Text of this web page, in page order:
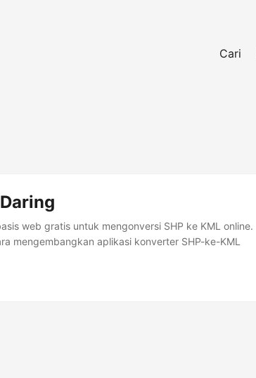
Cari
web gratis untuk mengonversi SHP ke KML online.
mengembangkan aplikasi konverter SHP-ke-KML